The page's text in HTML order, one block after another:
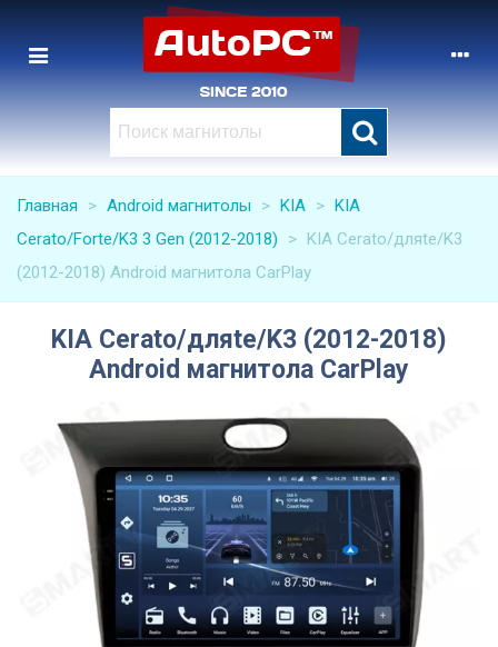
Главная > Android магнитолы > KIA > KIA
Cerato/Forte/K3 3 Gen (2012-2018)
> KIA Cerato/дляte/K3
(2012-2018) Android магнитола CarPlay
KIA Cerato/дляte/K3 (2012-2018)
Android магнитола CarPlay